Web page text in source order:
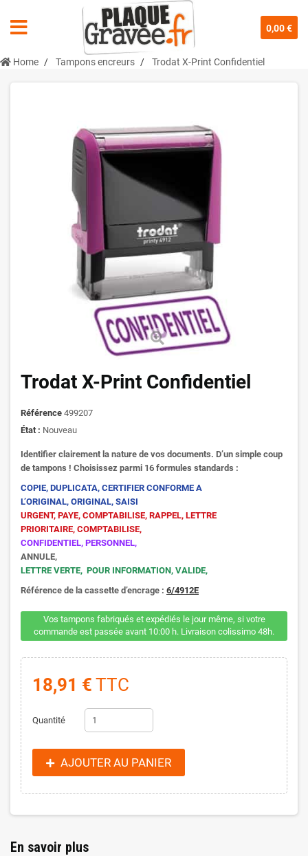
0,00 €
Home Tampons encreurs Trodat X-Print Confidentiel
Trodat X-Print Confidentiel
Référence 499207
État : Nouveau
Identifier clairement la nature de vos documents. D’un simple coup
de tampons ! Choisissez parmi 16 formules standards :
COPIE, DUPLICATA, CERTIFIER CONFORME A
L’ORIGINAL, ORIGINAL, SAISI
URGENT, PAYE, COMPTABILISE, RAPPEL, LETTRE
PRIORITAIRE, COMPTABILISE,
CONFIDENTIEL, PERSONNEL,
ANNULE,
LETTRE VERTE, POUR INFORMATION, VALIDE,
Référence de la cassette d’encrage : 6/4912E
Vos tampons fabriqués et expédiés le jour même, si votre
commande est passée avant 10:00 h. Livraison colissimo 48h.
18,91 € TTC
Quantité
AJOUTER AU PANIER
En savoir plus